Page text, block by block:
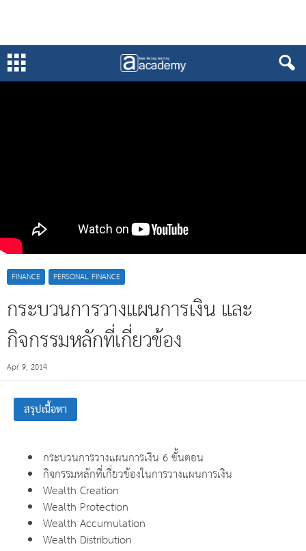
FINANCE PERSONAL FINANCE
กระบวนการวางแผนการเงิน และ
กิจกรรมหลักที่เกี่ยวข้อง
Apr 9, 2014
สรุปเนื้อหา
กระบวนการวางแผนการเงิน 6 ขั้นตอน
กิจกรรมหลักที่เกี่ยวข้องในการวางแผนการเงิน
Wealth Creation
Wealth Protection
Wealth Accumulation
Wealth Distribution